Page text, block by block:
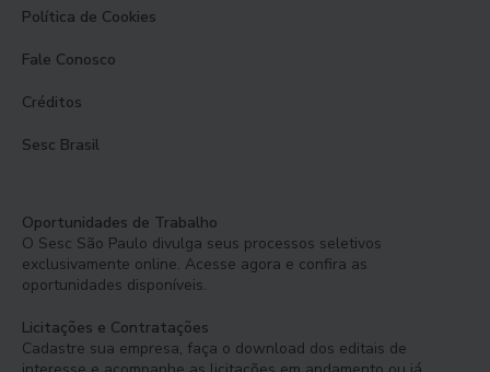
Política de Cookies
Fale Conosco
Créditos
Sesc Brasil
Oportunidades de Trabalho
O Sesc São Paulo divulga seus processos seletivos
exclusivamente online. Acesse agora e confira as
oportunidades disponíveis.
Licitações e Contratações
Cadastre sua empresa, faça o download dos editais de